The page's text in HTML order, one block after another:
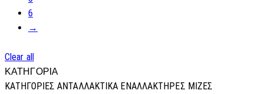
6
→
Clear all
ΚΑΤΗΓΟΡΙΑ
ΚΑΤΗΓΟΡΊΕΣ ΑΝΤΑΛΛΑΚΤΙΚΑ ΕΝΑΛΛΑΚΤΗΡΕΣ ΜΙΖΕΣ